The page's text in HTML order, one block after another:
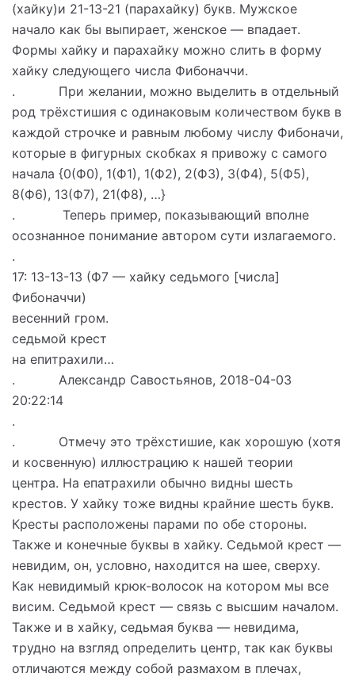
(хайку)и 21-13-21 (парахайку) букв. Мужское
начало как бы выпирает, женское — впадает.
Формы хайку и парахайку можно слить в форму
хайку следующего числа Фибоначчи.
. При желании, можно выделить в отдельный
род трёхстишия с одинаковым количеством букв в
каждой строчке и равным любому числу Фибоначи,
которые в фигурных скобках я привожу с самого
начала {0(Ф0), 1(Ф1), 1(Ф2), 2(Ф3), 3(Ф4), 5(Ф5),
8(Ф6), 13(Ф7), 21(Ф8), …}
. Теперь пример, показывающий вполне
осознанное понимание автором сути излагаемого.
.
17: 13-13-13 (Ф7 — хайку седьмого [числа]
Фибоначчи)
весенний гром.
седьмой крест
на епитрахили…
. Александр Савостьянов, 2018-04-03
20:22:14
.
. Отмечу это трёхстишие, как хорошую (хотя
и косвенную) иллюстрацию к нашей теории
центра. На епатрахили обычно видны шесть
крестов. У хайку тоже видны крайние шесть букв.
Кресты расположены парами по обе стороны.
Также и конечные буквы в хайку. Седьмой крест —
невидим, он, условно, находится на шее, сверху.
Как невидимый крюк-волосок на котором мы все
висим. Седьмой крест — связь с высшим началом.
Также и в хайку, седьмая буква — невидима,
трудно на взгляд определить центр, так как буквы
отличаются между собой размахом в плечах,